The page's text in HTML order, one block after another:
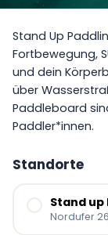
Stand Up
Fortbewegung,
und dein
über
Paddleboard
Paddler*innen.
Standorte
Stand up
Nordufer